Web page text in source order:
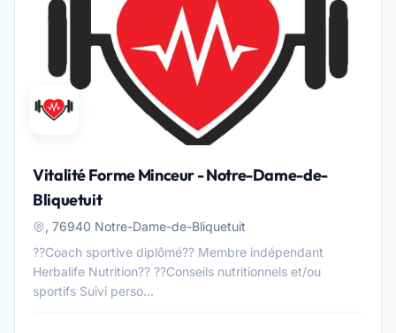
Vitalité Forme Minceur - Notre-Dame-de-
Bliquetuit
, 76940 Notre-Dame-de-Bliquetuit
??Coach sportive diplômé?? Membre indépendant
Herbalife Nutrition?? ??Conseils nutritionnels et/ou
sportifs Suivi perso...